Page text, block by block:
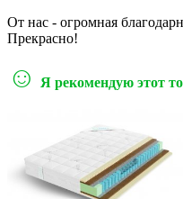
От нас - огромная
Прекрасно!
☺ Я рекомендую этот